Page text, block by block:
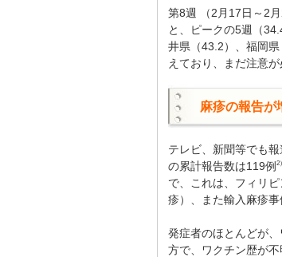
第8週 （2月17日～2
と、ピークの5週（
井県（43.2）、福岡
えており、まだ注意
麻疹の報告が
テレビ、新聞等でも
の累計報告数は119例2）
で、これは、フィリ
疹）、また輸入麻疹事
発症者のほとんどが
方で、ワクチン歴が